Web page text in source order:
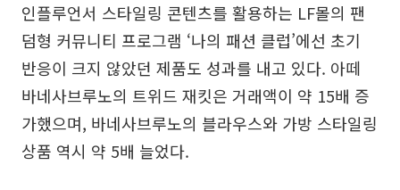
인플루언서 스타일링 콘텐츠를 활용하는 LF몰의 팬
덤형 커뮤니티 프로그램 ‘나의 패션 클럽’에선 초기
반응이 크지 않았던 제품도 성과를 내고 있다. 아떼
바네사브루노의 트위드 재킷은 거래액이 약 15배 증
가했으며, 바네사브루노의 블라우스와 가방 스타일링
상품 역시 약 5배 늘었다.